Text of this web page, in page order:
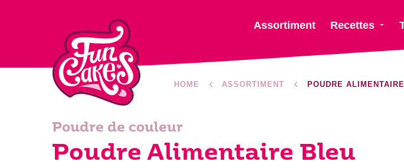
Assortiment Recettes
HOME ASSORTIMENT POUDRE
Poudre de couleur
Poudre Alimentaire Bleu